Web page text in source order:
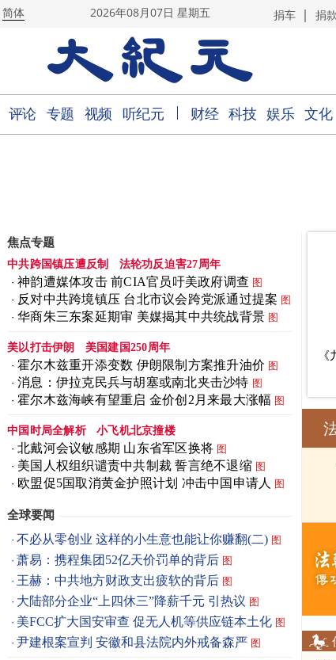
简体 2026年08月07日 星期五 捐车 捐款
评论 专题 视频 听纪元 财经 科技 娱乐 文化
焦点专题
中共跨国镇压遭反制 法轮功反迫害27周年
神韵遭媒体攻击 前CIA官员吁美政府调查 图
反对中共跨境镇压 台北市议会跨党派通过提案 图
华商朱三东案延期审 美媒揭其中共统战背景 图
美以打击伊朗 美国建国250周年
霍尔木兹重开添变数 伊朗限制方案推升油价 图
消息：伊拉克民兵与胡塞或南北夹击沙特 图
霍尔木兹海峡有望重启 金价创2月来最大涨幅 图
中国时局全解析 小飞机北京撞楼
北戴河会议敏感期 山东省军区换将 图
美国人权组织谴责中共制裁 誓言绝不退缩 图
欧盟促5国取消黄金护照计划 冲击中国申请人 图
全球要闻
不必从零创业 这样的小生意也能让你赚翻(二) 图
萧易：携程集团52亿天价罚单的背后 图
王赫：中共地方财政支出疲软的背后 图
大陆部分企业“上四休三”降薪千元 引热议 图
美FCC扩大国安审查 促无人机等供应链本土化 图
尹建根案宣判 安徽和县法院内外戒备森严 图